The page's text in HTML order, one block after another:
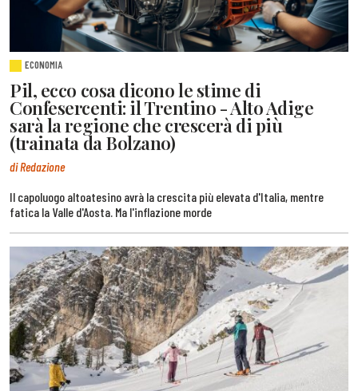
ECONOMIA
Pil, ecco cosa dicono le stime di
Confesercenti: il Trentino - Alto Adige
sarà la regione che crescerà di più
(trainata da Bolzano)
di Redazione
Il capoluogo altoatesino avrà la crescita più elevata d'Italia, mentre
fatica la Valle d'Aosta. Ma l'inflazione morde